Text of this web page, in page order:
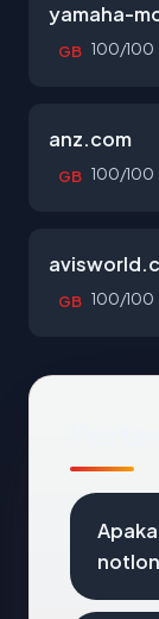
yamaha-
GB 100/100
anz.com
GB 100/100
GB 100/100